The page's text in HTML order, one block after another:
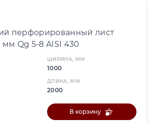
перфорированный лист
Qg 5-8 AISI 430
ШИРИНА, ММ
1000
ДЛИНА, ММ
2000
В корзину